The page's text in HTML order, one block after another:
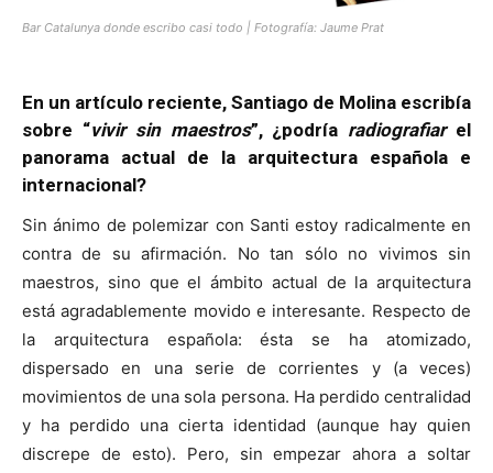
Bar Catalunya donde escribo casi todo | Fotografía: Jaume Prat
En un artículo reciente, Santiago de Molina escribía
sobre “vivir sin maestros”, ¿podría radiografiarel
panorama actual de la arquitectura española e
internacional?
Sin ánimo de polemizar con Santi estoy radicalmente en
contra de su afirmación. No tan sólo no vivimos sin
maestros, sino que el ámbito actual de la arquitectura
está agradablemente movido e interesante. Respecto de
la arquitectura española: ésta se ha atomizado,
dispersado en una serie de corrientes y (a veces)
movimientos de una sola persona. Ha perdido centralidad
y ha perdido una cierta identidad (aunque hay quien
discrepe de esto). Pero, sin empezar ahora a soltar